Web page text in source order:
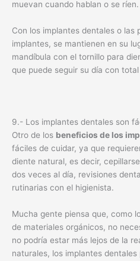
muevan cuando hablan o se ríen.
Con los implantes dentales o las
implantes, se mantienen en su
mandíbula con el tornillo para
que puede seguir su día con
9.- Los implantes dentales son
Otro de los beneficios de los
fáciles de cuidar, ya que
diente natural, es decir,
dos veces al día, revisiones
rutinarias con el higienista.
Mucha gente piensa que, como
de materiales orgánicos, no
no podría estar más lejos de la
naturales, los implantes